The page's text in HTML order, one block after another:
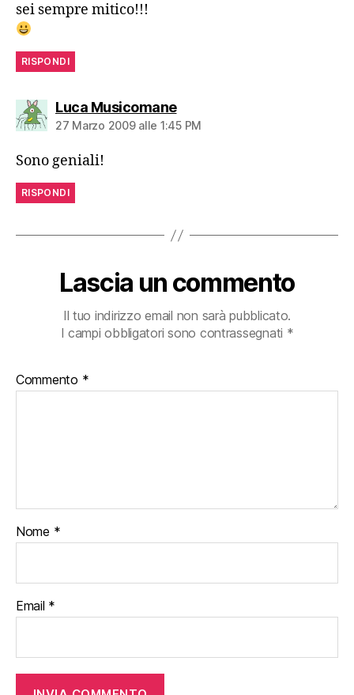
sei sempre mitico!!!
RISPONDI
Luca Musicomanedice:
27 Marzo 2009 alle 1:45 PM
Sono geniali!
RISPONDI
Lascia un commento
Il tuo indirizzo email non sarà pubblicato.
I campi obbligatori sono contrassegnati *
Commento *
Nome *
Email *